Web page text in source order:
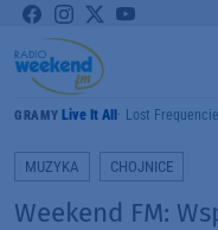
GRAMY Live It All Lost
MUZYKA CHOJNICE
Weekend FM: